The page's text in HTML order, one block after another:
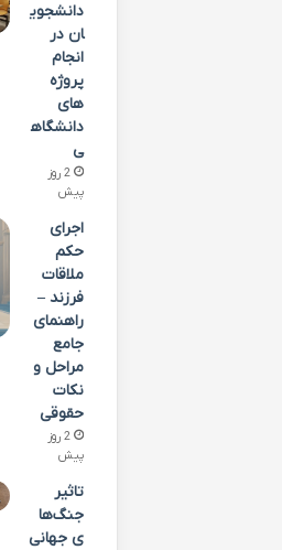
دانشجوی
ان در
انجام
پروژه
های
دانشگاه
ی
2 روز
پیش
اجرای
حکم
ملاقات
فرزند –
راهنمای
جامع
مراحل و
نکات
حقوقی
2 روز
پیش
تاثیر
جنگ‌ها
ی جهانی